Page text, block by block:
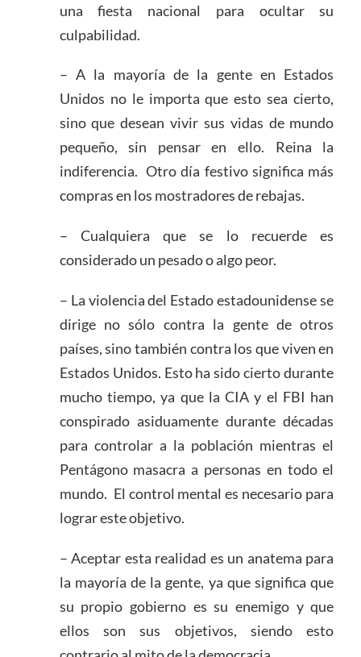
una fiesta nacional para ocultar su
culpabilidad.
– A la mayoría de la gente en Estados
Unidos no le importa que esto sea cierto,
sino que desean vivir sus vidas de mundo
pequeño, sin pensar en ello. Reina la
indiferencia. Otro día festivo significa más
compras en los mostradores de rebajas.
– Cualquiera que se lo recuerde es
considerado un pesado o algo peor.
– La violencia del Estado estadounidense se
dirige no sólo contra la gente de otros
países, sino también contra los que viven en
Estados Unidos. Esto ha sido cierto durante
mucho tiempo, ya que la CIA y el FBI han
conspirado asiduamente durante décadas
para controlar a la población mientras el
Pentágono masacra a personas en todo el
mundo. El control mental es necesario para
lograr este objetivo.
– Aceptar esta realidad es un anatema para
la mayoría de la gente, ya que significa que
su propio gobierno es su enemigo y que
ellos son sus objetivos, siendo esto